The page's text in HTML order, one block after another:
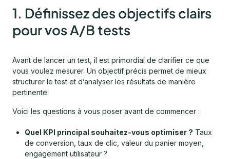
1. Définissez des objectifs clairs
pour vos A/B tests
Avant de lancer un test, il est primordial de clarifier ce que
vous voulez mesurer. Un objectif précis permet de mieux
structurer le test et d’analyser les résultats de manière
pertinente.
Voici les questions à vous poser avant de commencer :
Quel KPI principal souhaitez-vous optimiser ? Taux
de conversion, taux de clic, valeur du panier moyen,
engagement utilisateur ?